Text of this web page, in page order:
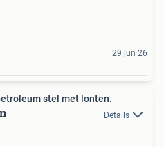
29 jun 26
stel met lonten.
Details